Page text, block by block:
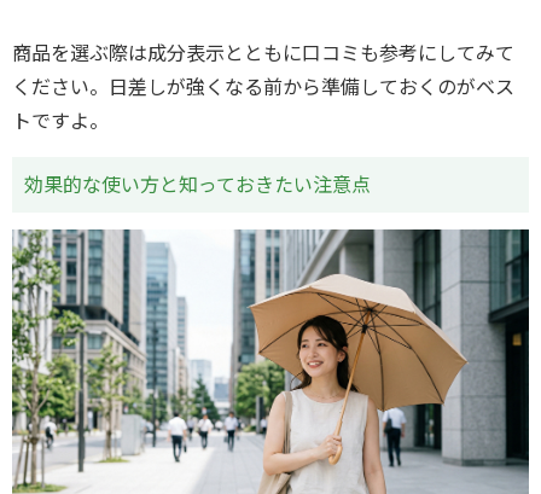
商品を選ぶ際は成分表示とともに口コミも参考にしてみて
ください。日差しが強くなる前から準備しておくのがベス
トですよ。
効果的な使い方と知っておきたい注意点